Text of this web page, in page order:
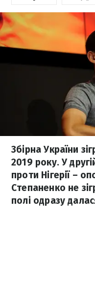
Збірна України
2019 року. У
проти Нігерії –
Степаненко не
полі одразу